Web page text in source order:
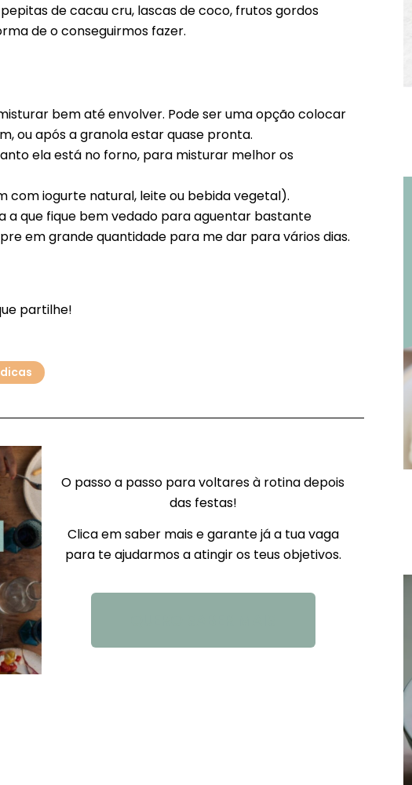
de cacau cru, lascas de coco, frutos gordos
de o conseguirmos fazer.
bem até envolver. Pode ser uma opção colocar
ou após a granola estar quase pronta.
ela está no forno, para misturar melhor os
com iogurte natural, leite ou bebida vegetal).
a que fique bem vedado para aguentar bastante
em grande quantidade para me dar para vários dias.
partilhe!
dicas
O passo a passo para voltares à rotina depois
das festas!
Clica em saber mais e garante já a tua vaga
para te ajudarmos a atingir os teus objetivos.